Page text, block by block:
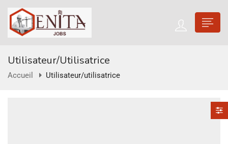
Utilisateur/utilisatrice
Accueil Utilisateur/utilisatrice